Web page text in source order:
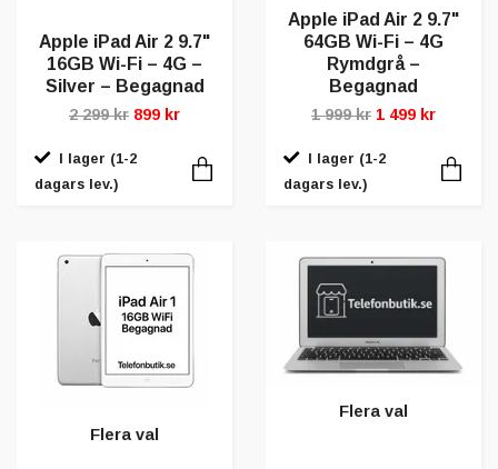
Apple iPad Air 2 9.7"
16GB Wi-Fi – 4G –
Silver – Begagnad
2 299 kr 899 kr
I lager (1-2
dagars lev.)
Apple iPad Air 2 9.7"
64GB Wi-Fi – 4G
Rymdgrå –
Begagnad
1 999 kr 1 499 kr
I lager (1-2
dagars lev.)
Flera val
Flera val